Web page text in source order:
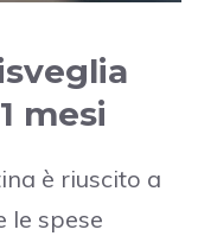
mesi
è riuscito a
le spese